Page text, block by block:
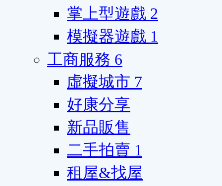
掌上型遊戲 2
模擬器遊戲 1
工商服務 6
虛擬城市 7
好康分享
新品販售
二手拍賣 1
租屋&找屋